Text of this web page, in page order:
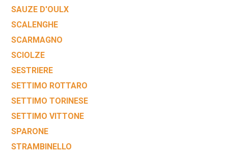
SAUZE D'OULX
SCALENGHE
SCARMAGNO
SCIOLZE
SESTRIERE
SETTIMO ROTTARO
SETTIMO TORINESE
SETTIMO VITTONE
SPARONE
STRAMBINELLO